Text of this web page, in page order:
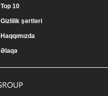
Top 10
Gizlilik şərtləri
Haqqımızda
Əlaqə